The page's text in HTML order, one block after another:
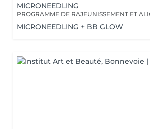
MICRONEEDLING
MICRONEEDLING + BB GLOW